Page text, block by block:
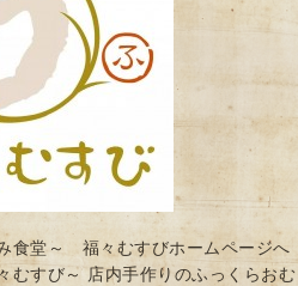
食堂～ 福々むすびホームページへ
むすび～ 店内手作りのふっくらおむ